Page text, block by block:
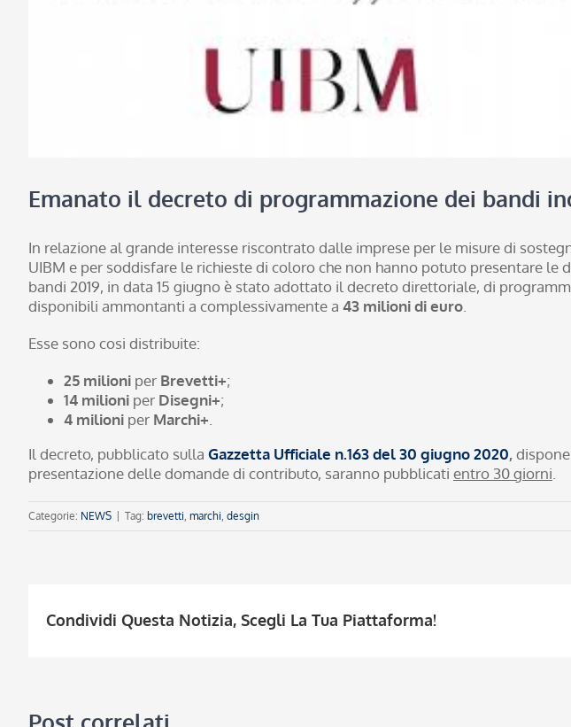
Emanato il decreto di programmazione dei bandi
In relazione al grande interesse riscontrato dalle imprese per le misure di
UIBM e per soddisfare le richieste di coloro che non hanno potuto presentare
bandi 2019, in data 15 giugno è stato adottato il decreto direttoriale, di
disponibili ammontanti a complessivamente a 43 milioni di euro
Esse sono cosi distribuite:
25 milioni per Brevetti+;
14 milioni per Disegni+;
4 milioni per Marchi+
Il decreto, pubblicato sulla Gazzetta Ufficiale n.163 del 30 giugno 2020,
presentazione delle domande di contributo, saranno pubblicati entro 30 giorni
Categorie: NEWS Tag: brevetti marchi desgin
Condividi Questa Notizia, Scegli La Tua Piattaforma!